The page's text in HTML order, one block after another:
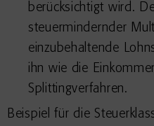
berücksichtigt wird.
steuermindernder
einzubehaltende
ihn wie die
Splittingverfahren.
Beispiel für die